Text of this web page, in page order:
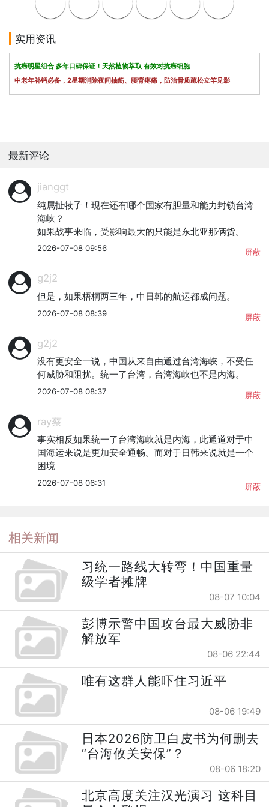
实用资讯
抗癌明星组合 多年口碑保证！天然植物萃取 有效对抗癌细胞
中老年补钙必备，2星期消除夜间抽筋、腰背疼痛，防治骨质疏松立竿见影
最新评论
jianggt
纯属扯犊子！现在还有哪个国家有胆量和能力封锁台湾
海峡？
如果战事来临，受影响最大的只能是东北亚那俩货。
2026-07-08 09:56 屏蔽
g2j2
但是，如果梧桐两三年，中日韩的航运都成问题。
2026-07-08 08:39 屏蔽
g2j2
没有更安全一说，中国从来自由通过台湾海峡，不受任
何威胁和阻扰。统一了台湾，台湾海峡也不是内海。
2026-07-08 08:37 屏蔽
ray蔡
事实相反如果统一了台湾海峡就是内海，此通道对于中
国海运来说是更加安全通畅。而对于日韩来说就是一个
困境
2026-07-08 06:31 屏蔽
相关新闻
习统一路线大转弯！中国重量
级学者摊牌
08-07 10:04
彭博示警中国攻台最大威胁非
解放军
08-06 22:44
唯有这群人能吓住习近平
08-06 19:49
日本2026防卫白皮书为何删去
“台海攸关安保”？
08-06 18:20
北京高度关注汉光演习 这科目